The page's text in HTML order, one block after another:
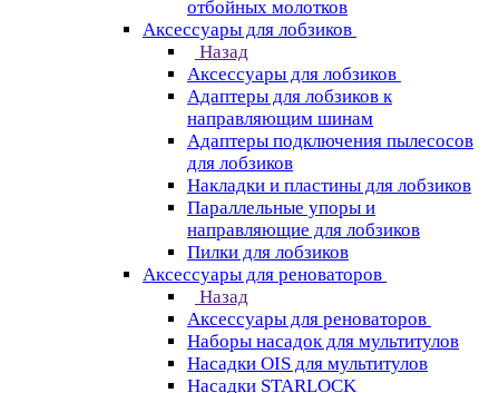
отбойных молотков
Аксессуары для лобзиков
Назад
Аксессуары для лобзиков
Адаптеры для лобзиков к
направляющим шинам
Адаптеры подключения пылесосов
для лобзиков
Накладки и пластины для лобзиков
Параллельные упоры и
направляющие для лобзиков
Пилки для лобзиков
Аксессуары для реноваторов
Назад
Аксессуары для реноваторов
Наборы насадок для мультитулов
Насадки OIS для мультитулов
Насадки STARLOCK